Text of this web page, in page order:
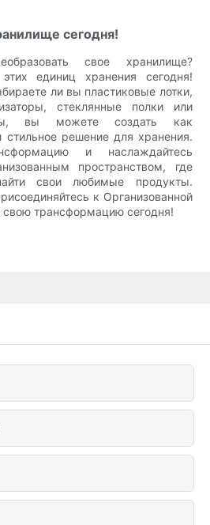
сегодня!
свое хранилище?
единиц хранения сегодня!
ли вы пластиковые лотки,
стеклянные полки или
вы можете создать как
стильное решение для хранения.
и наслаждайтесь
пространством, где
свои любимые продукты.
к Организованной
свою трансформацию сегодня!